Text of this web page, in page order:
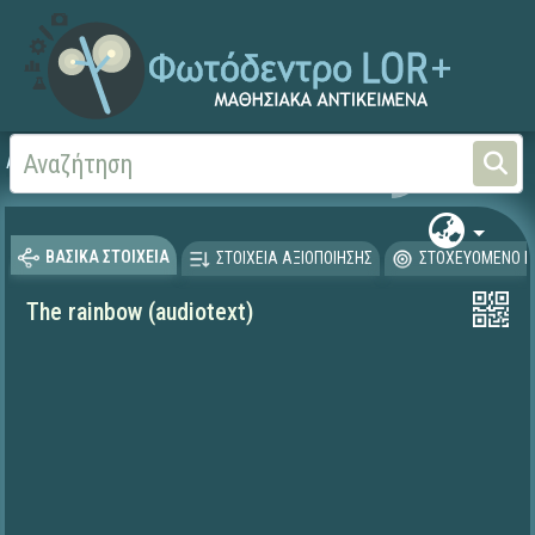
Αρχική Ξένες Γλώσσες -
ΒΑΣΙΚΑ ΣΤΟΙΧΕΙΑ ΣΤΟΙΧΕΙΑ ΑΞΙΟΠΟΙΗΣΗΣ ΣΤΟΧΕΥΟΜΕΝΟ
The rainbow (audiotext)